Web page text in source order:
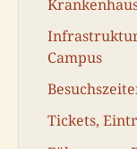
Campus
Tickets,